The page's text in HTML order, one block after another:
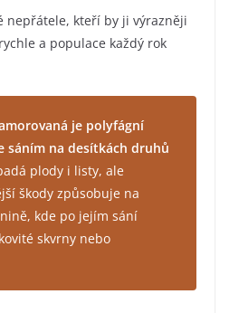
nepřátele, kteří by ji výrazněji
a populace každý rok
je polyfágní
sáním na desítkách druhů
plody i listy, ale
škody způsobuje na
kde po jejím sání
skvrny nebo